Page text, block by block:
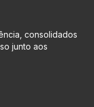
consolidados
junto aos